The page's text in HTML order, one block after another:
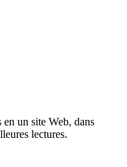
en un site Web, dans
lectures.